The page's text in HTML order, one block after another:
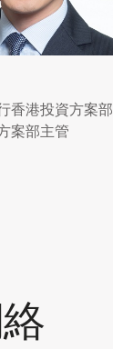
香港投資方案部
案部主管